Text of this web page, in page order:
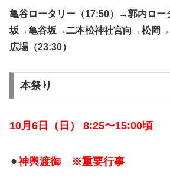
亀谷ロータリー（17:50） →郭内ロー
坂 →亀谷坂 →二本松神社宮向 →松岡 →
広場（23:30）
本祭り
10月6日（日） 8:25〜15:00頃
⚫︎神輿渡御 ※重要行事